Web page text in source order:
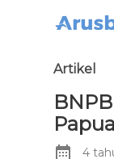
Artikel
Papua
4